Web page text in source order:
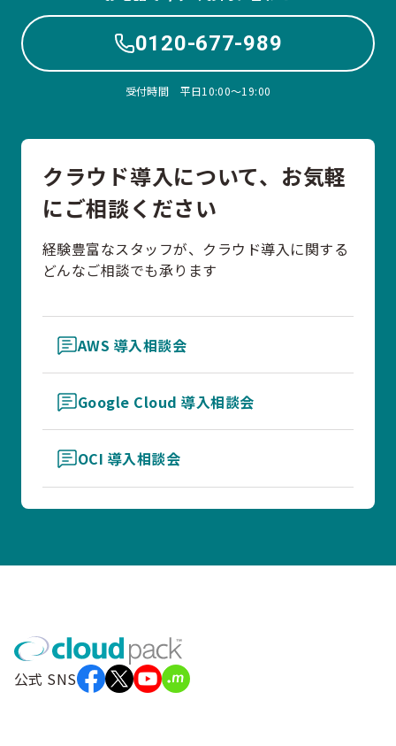
0120-677-989
受付時間 平日10:00〜19:00
クラウド導入について、お気軽
にご相談ください
経験豊富なスタッフが、クラウド導入に関する
どんなご相談でも承ります
AWS 導入相談会
Google Cloud 導入相談会
OCI 導入相談会
公式 SNS